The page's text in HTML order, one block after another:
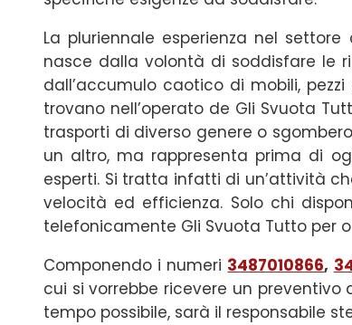
La pluriennale esperienza nel
nasce dalla volontà di soddisfare le
dall’accumulo caotico di mobili,
trovano nell’operato de Gli Svuota
trasporti di diverso genere o
un altro, ma rappresenta prima di
esperti. Si tratta infatti di un’attività
velocità ed efficienza. Solo chi
telefonicamente Gli Svuota Tutto per
Componendo i numeri 3487010866,
cui si vorrebbe ricevere un
tempo possibile, sarà il responsabile